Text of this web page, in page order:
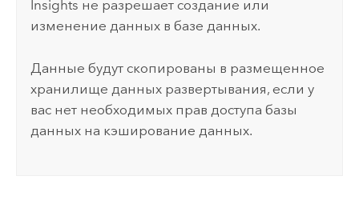
Insights не разрешает создание или
изменение данных в базе данных.
Данные будут скопированы в размещенное
хранилище данных развертывания, если у
вас нет необходимых прав доступа базы
данных на кэширование данных.